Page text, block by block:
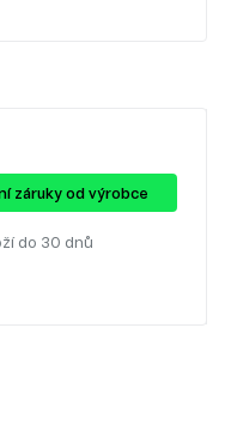
záruky od výrobce
do 30 dnů